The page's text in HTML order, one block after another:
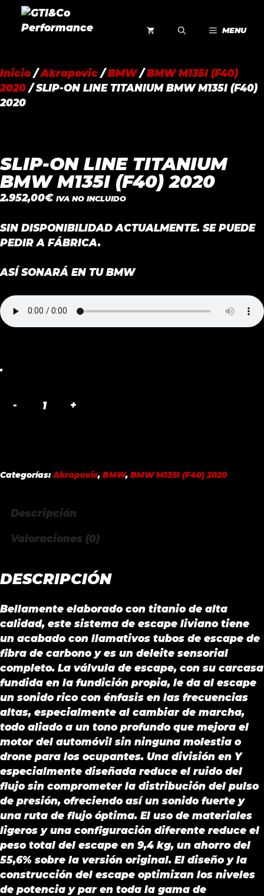
Saltar
MENU
Inicio/Akrapovic /BMW/BMW M135I (F40)
2020 / SLIP-ON LINE TITANIUM BMW M135I (F40)
2020
SLIP-ON LINE TITANIUM
BMW M135I (F40) 2020
2.952,00€ IVA NO INCLUIDO
SIN DISPONIBILIDAD ACTUALMENTE. SE PUEDE
PEDIR A FÁBRICA.
ASÍ SONARÁ EN TU BMW
.
BMW
Categorías:Akrapovic, BMW, BMW M135I (F40) 2020
Descripción
Valoraciones (0)
DESCRIPCIÓN
Bellamente elaborado con titanio de alta
calidad, este sistema de escape liviano tiene
un acabado con llamativos tubos de escape de
fibra de carbono y es un deleite sensorial
completo. La válvula de escape, con su carcasa
fundida en la fundición propia, le da al escape
un sonido rico con énfasis en las frecuencias
altas, especialmente al cambiar de marcha,
todo aliado a un tono profundo que mejora el
motor del automóvil sin ninguna molestia o
drone para los ocupantes. Una división en Y
especialmente diseñada reduce el ruido del
flujo sin comprometer la distribución del pulso
de presión, ofreciendo así un sonido fuerte y
una ruta de flujo óptima. El uso de materiales
ligeros y una configuración diferente reduce el
peso total del escape en 9,4 kg, un ahorro del
55,6% sobre la versión original. El diseño y la
construcción del escape optimizan los niveles
de potencia y par en toda la gama de